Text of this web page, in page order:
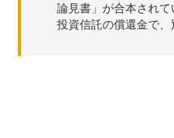
論見書」が合本され
投資信託の償還金で